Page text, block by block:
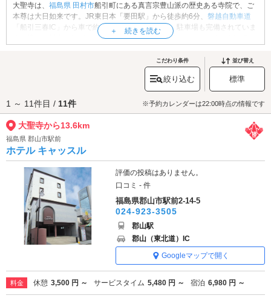
大聖寺は、 福島県 田村市船引町にある真言宗豊山派の歴史ある寺院で、ご
本尊は大日如来です。JR東日本「要田駅」から徒歩約6分、 磐越自動車道
「船引三春IC」から車で約5分とアクセスも良く、駐車場も完備されていま
す。境内の最大の見どころは、参道の斜面に咲く1本のベニシダレザクラ。
かせ、訪れる人々を魅了します。春の風情と歴史が調和したこの場所は、
カップルでの花見デートにもぴったり。静かで落ち着いた空間の中、心穏
福島駅・信夫山エリアのラブホテルからもアクセスが便利で
す。
こだわり条件
絞り込む
並び替え
標準
1 ～ 11件目 / 11件 ※予約カレンダーは22:00時点の情報です
大聖寺から13.6km
福島県 郡山市駅前
ホテル キャッスル
評価の投稿はありません。
口コミ - 件
福島県郡山市駅前2-14-5
024-923-3505
郡山駅
郡山（東北道）IC
Googleマップで開く
料金 休憩 3,500 円 ～ サービスタイム 5,480 円 ～ 宿泊 6,980 円 ～